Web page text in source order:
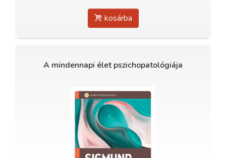
kosárba
A mindennapi élet pszichopatológiája